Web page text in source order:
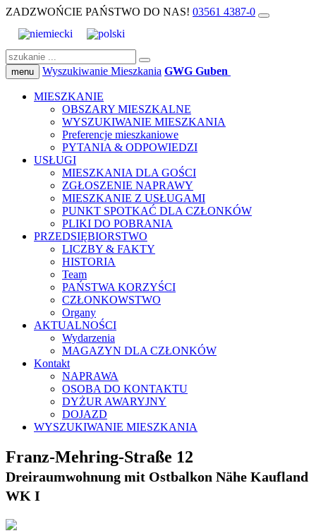
ZADZWOŃCIE PAŃSTWO DO NAS! 03561 4387-0
menu Wyszukiwanie Mieszkania GWG Guben
MIESZKANIE
OBSZARY MIESZKALNE
WYSZUKIWANIE MIESZKANIA
Preferencje mieszkaniowe
PYTANIA & ODPOWIEDZI
USŁUGI
MIESZKANIA DLA GOŚCI
ZGŁOSZENIE NAPRAWY
MIESZKANIE Z USŁUGAMI
PUNKT SPOTKAĆ DLA CZŁONKÓW
PLIKI DO POBRANIA
PRZEDSIĘBIORSTWO
LICZBY & FAKTY
HISTORIA
Team
PAŃSTWA KORZYŚCI
CZŁONKOWSTWO
Organy
AKTUALNOŚCI
Wydarzenia
MAGAZYN DLA CZŁONKÓW
Kontakt
NAPRAWA
OSOBA DO KONTAKTU
DYŻUR AWARYJNY
DOJAZD
WYSZUKIWANIE MIESZKANIA
Franz-Mehring-Straße 12
Dreiraumwohnung mit Ostbalkon Nähe Kaufland
WK I